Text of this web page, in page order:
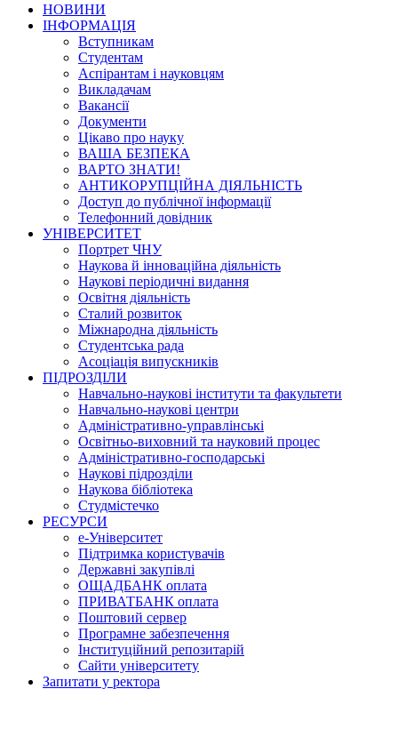
НОВИНИ
ІНФОРМАЦІЯ
Вступникам
Студентам
Аспірантам і науковцям
Викладачам
Вакансії
Документи
Цікаво про науку
ВАША БЕЗПЕКА
ВАРТО ЗНАТИ!
АНТИКОРУПЦІЙНА ДІЯЛЬНІСТЬ
Доступ до публічної інформації
Телефонний довідник
УНІВЕРСИТЕТ
Портрет ЧНУ
Наукова й інноваційна діяльність
Наукові періодичні видання
Освітня діяльність
Сталий розвиток
Міжнародна діяльність
Студентська рада
Асоціація випускників
ПІДРОЗДІЛИ
Навчально-наукові інститути та факультети
Навчально-наукові центри
Адміністративно-управлінські
Освітньо-виховний та науковий процес
Адміністративно-господарські
Наукові підрозділи
Наукова бібліотека
Студмістечко
РЕСУРСИ
е-Університет
Підтримка користувачів
Державні закупівлі
ОЩАДБАНК оплата
ПРИВАТБАНК оплата
Поштовий сервер
Програмне забезпечення
Інституційний репозитарій
Сайти університету
Запитати у ректора